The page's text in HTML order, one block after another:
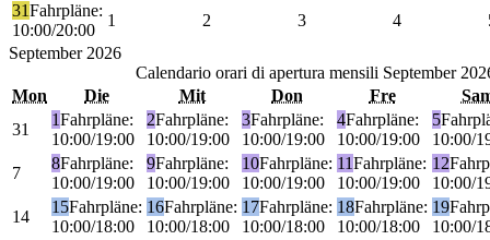
31Fahrpläne:
10:00/20:00
1 2 3 4
September2026
Calendario orari di apertura mensili September
Mon
Die Mit Don Fre
31
1Fahrpläne:
10:00/19:00
2Fahrpläne:
10:00/19:00
3Fahrpläne:
10:00/19:00
4Fahrpläne:
10:00/19:00
5
10:00/
7
8Fahrpläne:
10:00/19:00
9Fahrpläne:
10:00/19:00
10Fahrpläne:
10:00/19:00
11Fahrpläne:
10:00/19:00
12
10:00/
14
15Fahrpläne:
10:00/18:00
16Fahrpläne:
10:00/18:00
17Fahrpläne:
10:00/18:00
18Fahrpläne:
10:00/18:00
19
10:00/